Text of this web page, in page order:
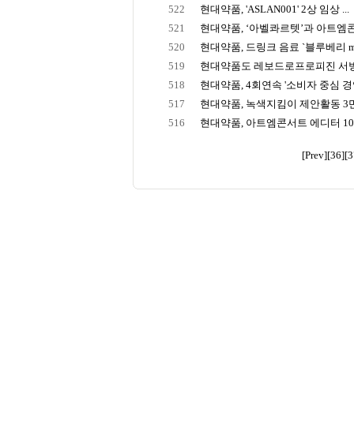
522
현대약품, 'ASLAN001' 2상 임상 ...
521
현대약품, ‘아벨콰르텟’과 아트엠
520
현대약품, 드링크 음료 `블루베리
519
현대약품도 레보드로프로피진 서
518
현대약품, 4회연속 '소비자 중심
517
현대약품, 녹색지킴이 제안활동 3
516
현대약품, 아트엠콘서트 에디터
[Prev][36]